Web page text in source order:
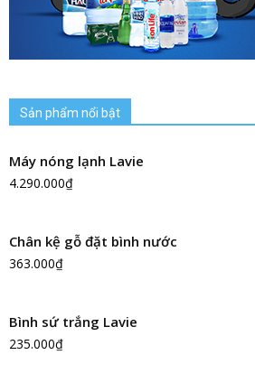
Sản phẩm nổi bật
Máy nóng lạnh Lavie
4.290.000₫
Chân kệ gỗ đặt bình nước
363.000₫
Bình sứ trắng Lavie
235.000₫